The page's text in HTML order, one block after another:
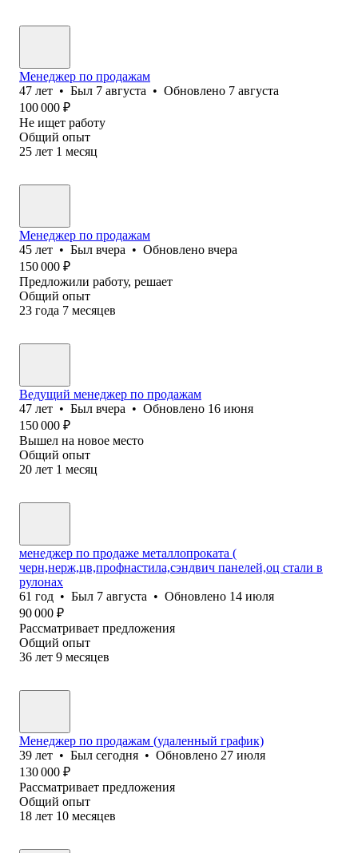
Менеджер по продажам
47 лет • Был 7 августа • Обновлено 7 августа
100 000 ₽
Не ищет работу
Общий опыт
25 лет 1 месяц
Менеджер по продажам
45 лет • Был вчера • Обновлено вчера
150 000 ₽
Предложили работу, решает
Общий опыт
23 года 7 месяцев
Ведущий менеджер по продажам
47 лет • Был вчера • Обновлено 16 июня
150 000 ₽
Вышел на новое место
Общий опыт
20 лет 1 месяц
менеджер по продаже металлопроката (
черн,нерж,цв,профнастила,сэндвич панелей,оц стали в
рулонах
61 год • Был 7 августа • Обновлено 14 июля
90 000 ₽
Рассматривает предложения
Общий опыт
36 лет 9 месяцев
Менеджер по продажам (удаленный график)
39 лет • Был сегодня • Обновлено 27 июля
130 000 ₽
Рассматривает предложения
Общий опыт
18 лет 10 месяцев